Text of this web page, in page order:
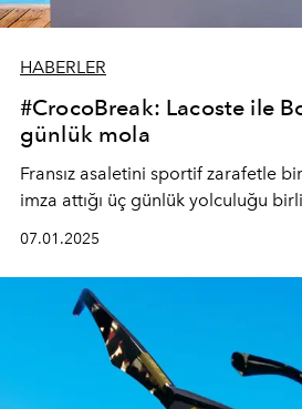
HABERLER
#CrocoBreak: Lacoste ile
günlük mola
Fransız asaletini sportif zarafetle
imza attığı üç günlük yolculuğu
07.01.2025